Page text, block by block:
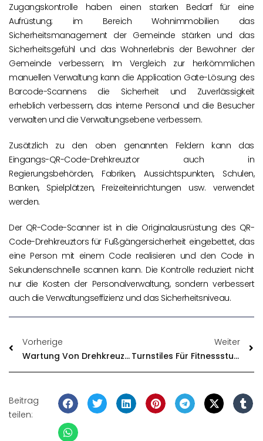
Zugangskontrolle haben einen starken Bedarf für eine
Aufrüstung; im Bereich Wohnimmobilien das
Sicherheitsmanagement der Gemeinde stärken und das
Sicherheitsgefühl und das Wohnerlebnis der Bewohner der
Gemeinde verbessern; Im Vergleich zur herkömmlichen
manuellen Verwaltung kann die Application Gate-Lösung des
Barcode-Scannens die Sicherheit und Zuverlässigkeit
erheblich verbessern, das interne Personal und die Besucher
verwalten und die Verwaltungsebene verbessern.
Zusätzlich zu den oben genannten Feldern kann das
Eingangs-QR-Code-Drehkreuztor auch in
Regierungsbehörden, Fabriken, Aussichtspunkten, Schulen,
Banken, Spielplätzen, Freizeiteinrichtungen usw. verwendet
werden.
Der QR-Code-Scanner ist in die Originalausrüstung des QR-
Code-Drehkreuztors für Fußgängersicherheit eingebettet, das
eine Person mit einem Code realisieren und den Code in
Sekundenschnelle scannen kann. Die Kontrolle reduziert nicht
nur die Kosten der Personalverwaltung, sondern verbessert
auch die Verwaltungseffizienz und das Sicherheitsniveau.
Vorherige
Wartung Von Drehkreuzen 2024
Weiter
Turnstiles Für Fitnessstudios: Verbessern Und Erhöhen Sie Die Sicherheit Ihres Fitnessstudios Im Jahr 2025
Beitrag
teilen: